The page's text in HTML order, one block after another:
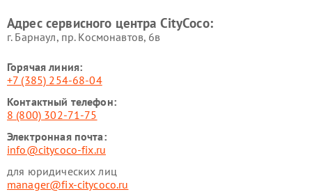
Адрес сервисного центра CityCoco:
г. Барнаул, ​пр. Космонавтов, 6в
Горячая линия:
+7 (385) 254-68-04
Контактный телефон:
8 (800) 302-71-75
Электронная почта:
info@citycoco-fix.ru
для юридических лиц
manager@fix-citycoco.ru